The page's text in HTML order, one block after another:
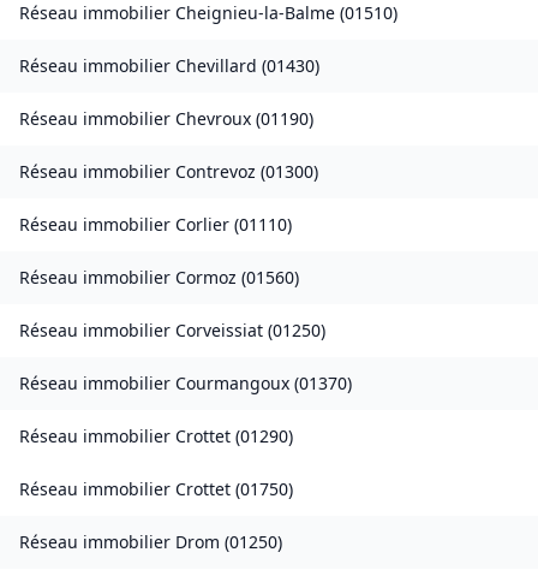
Réseau immobilier Cheignieu-la-Balme (01510)
Réseau immobilier Chevillard (01430)
Réseau immobilier Chevroux (01190)
Réseau immobilier Contrevoz (01300)
Réseau immobilier Corlier (01110)
Réseau immobilier Cormoz (01560)
Réseau immobilier Corveissiat (01250)
Réseau immobilier Courmangoux (01370)
Réseau immobilier Crottet (01290)
Réseau immobilier Crottet (01750)
Réseau immobilier Drom (01250)